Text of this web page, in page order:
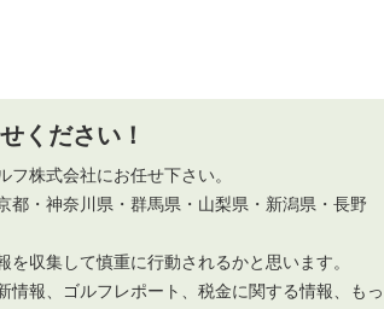
ください！
株式会社にお任せ下さい。
都・神奈川県・群馬県・山梨県・新潟県・長野
収集して慎重に行動されるかと思います。
報、ゴルフレポート、税金に関する情報、もっ